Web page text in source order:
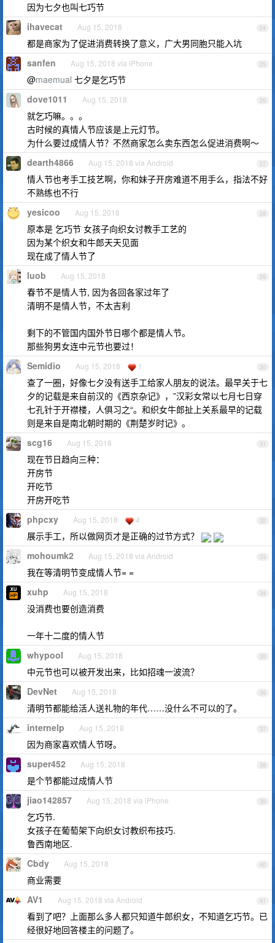
因为七夕也叫七巧节
24
ihavecat Aug 15, 2018
都是商家为了促进消费转换了意义，广大男同胞只能入坑
25
sanfen Aug 15, 2018 via iPhone
@maemual 七夕是乞巧节
26
dove1011 Aug 15, 2018
就乞巧嘛。。。
古时候的真情人节应该是上元灯节。
为什么要过成情人节？不然商家怎么卖东西怎么促进消费啊～
27
dearth4866 Aug 15, 2018 via Android
情人节也考手工技艺啊，你和妹子开房难道不用手么，指法不好
不熟练也不行
28
yesicoo Aug 15, 2018
原本是 乞巧节 女孩子向织女讨教手工艺的
因为某个织女和牛郎天天见面
现在成了情人节了
29
luob Aug 15, 2018
春节不是情人节, 因为各回各家过年了
清明不是情人节，不太吉利
剩下的不管国内国外节日哪个都是情人节。
那些狗男女连中元节也要过！
30
Semidio Aug 15, 2018 1
查了一圈，好像七夕没有送手工给家人朋友的说法。最早关于七
夕的记载是来自前汉的《西京杂记》，”汉彩女常以七月七日穿
七孔针于开襟楼，人俱习之“。和织女牛郎扯上关系最早的记载
则是来自是南北朝时期的《荆楚岁时记》。
31
scg16 Aug 15, 2018
现在节日趋向三种：
开房节
开吃节
开房开吃节
32
phpcxy Aug 15, 2018 4
展示手工，所以做网页才是正确的过节方式？
33
mohoumk2 Aug 15, 2018 via Android
我在等清明节变成情人节= =
34
xuhp Aug 15, 2018
没消费也要创造消费
一年十二度的情人节
35
whypool Aug 15, 2018
中元节也可以被开发出来，比如招魂一波流？
36
DevNet Aug 15, 2018
清明节都能给活人送礼物的年代……没什么不可以的了。
37
internelp Aug 15, 2018
因为商家喜欢情人节呀。
38
super452 Aug 15, 2018
是个节都能过成情人节
39
jiao142857 Aug 15, 2018 via iPhone
乞巧节.
女孩子在葡萄架下向织女讨教织布技巧.
鲁西南地区.
40
Cbdy Aug 15, 2018
商业需要
41
AV1 Aug 15, 2018 via Android
看到了吧？上面那么多人都只知道牛郎织女，不知道乞巧节。已
经很好地回答楼主的问题了。